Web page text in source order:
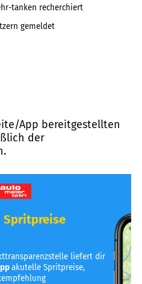
tanken recherchiert
gemeldet
App bereitgestellten
der
Spritpreise
liefert dir
akutelle Spritpreise,